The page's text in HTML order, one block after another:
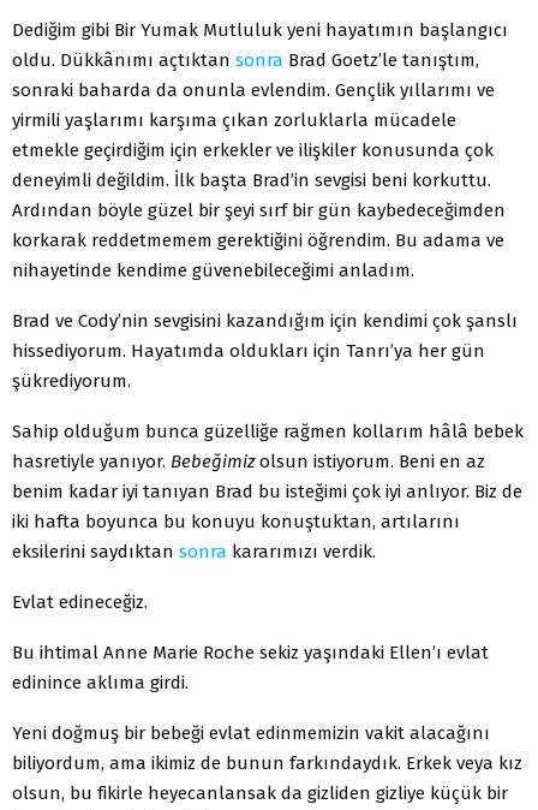
Dediğim gibi Bir Yumak Mutluluk yeni hayatımın başlangıcı
oldu. Dükkânımı açtıktan sonra Brad Goetz’le tanıştım,
sonraki baharda da onunla evlendim. Gençlik yıllarımı ve
yirmili yaşlarımı karşıma çıkan zorluklarla mücadele
etmekle geçirdiğim için erkekler ve ilişkiler konusunda çok
deneyimli değildim. İlk başta Brad’in sevgisi beni korkuttu.
Ardından böyle güzel bir şeyi sırf bir gün kaybedeceğimden
korkarak reddetmemem gerektiğini öğrendim. Bu adama ve
nihayetinde kendime güvenebileceğimi anladım.
Brad ve Cody’nin sevgisini kazandığım için kendimi çok şanslı
hissediyorum. Hayatımda oldukları için Tanrı’ya her gün
şükrediyorum.
Sahip olduğum bunca güzelliğe rağmen kollarım hâlâ bebek
hasretiyle yanıyor. Bebeğimizolsun istiyorum. Beni en az
benim kadar iyi tanıyan Brad bu isteğimi çok iyi anlıyor. Biz de
iki hafta boyunca bu konuyu konuştuktan, artılarını
eksilerini saydıktan sonra kararımızı verdik.
Evlat edineceğiz.
Bu ihtimal Anne Marie Roche sekiz yaşındaki Ellen’ı evlat
edinince aklıma girdi.
Yeni doğmuş bir bebeği evlat edinmemizin vakit alacağını
biliyordum, ama ikimiz de bunun farkındaydık. Erkek veya kız
olsun, bu fikirle heyecanlansak da gizliden gizliye küçük bir